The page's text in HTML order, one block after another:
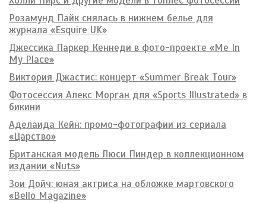
Розамунд Пайк снялась в нижнем белье для
журнала «Esquire UK»
Джессика Паркер Кеннеди в фото-проекте «Me In
My Place»
Виктория Джастис: концерт «Summer Break Tour»
Фотосессия Алекс Морган для «Sports Illustrated» в
бикини
Аделаида Кейн: промо-фотографии из сериала
«Царство»
Британская модель Люси Пиндер в коллекционном
издании «Nuts»
Зои Дойч: юная актриса на обложке мартовского
«Bello Magazine»